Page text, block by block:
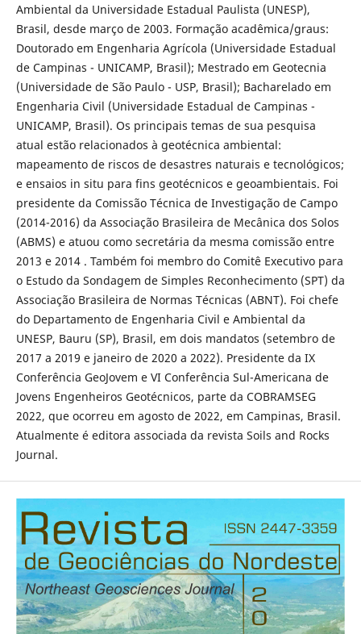
Ambiental da Universidade Estadual Paulista (UNESP),
Brasil, desde março de 2003. Formação acadêmica/graus:
Doutorado em Engenharia Agrícola (Universidade Estadual
de Campinas - UNICAMP, Brasil); Mestrado em Geotecnia
(Universidade de São Paulo - USP, Brasil); Bacharelado em
Engenharia Civil (Universidade Estadual de Campinas -
UNICAMP, Brasil). Os principais temas de sua pesquisa
atual estão relacionados à geotécnica ambiental:
mapeamento de riscos de desastres naturais e tecnológicos;
e ensaios in situ para fins geotécnicos e geoambientais. Foi
presidente da Comissão Técnica de Investigação de Campo
(2014-2016) da Associação Brasileira de Mecânica dos Solos
(ABMS) e atuou como secretária da mesma comissão entre
2013 e 2014 . Também foi membro do Comitê Executivo para
o Estudo da Sondagem de Simples Reconhecimento (SPT) da
Associação Brasileira de Normas Técnicas (ABNT). Foi chefe
do Departamento de Engenharia Civil e Ambiental da
UNESP, Bauru (SP), Brasil, em dois mandatos (setembro de
2017 a 2019 e janeiro de 2020 a 2022). Presidente da IX
Conferência GeoJovem e VI Conferência Sul-Americana de
Jovens Engenheiros Geotécnicos, parte da COBRAMSEG
2022, que ocorreu em agosto de 2022, em Campinas, Brasil.
Atualmente é editora associada da revista Soils and Rocks
Journal.